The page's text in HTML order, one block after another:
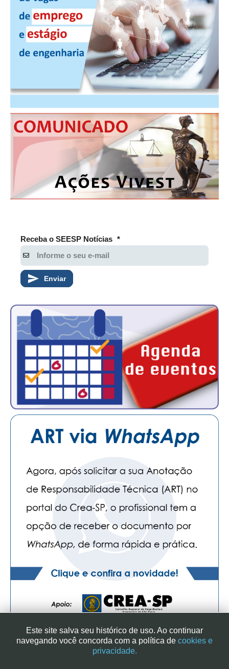
PUBLICIDADE
MANUAL DE REDAÇÃO
CADASTRO
ASSOCIE-SE
ATUALIZAÇÃO CADASTRAL
NÚCLEO JOVEM
Receba o SEESP Notícias *
Enviar
SINDICATO DOS ENGENHEIROS NO ESTADO DE SÃO PAULO
Este site salva seu histórico de uso. Ao continuar
navegando você concorda com a política de cookies e
privacidade.